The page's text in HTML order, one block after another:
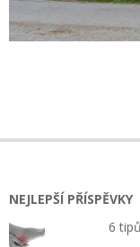
NEJLEPŠÍ PŘÍSPĚVKY
6